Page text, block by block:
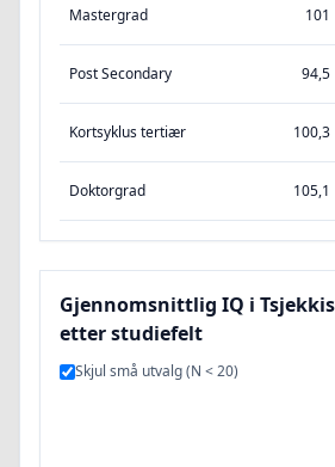
Mastergrad 101
Post Secondary 94,5
Kortsyklus tertiær 100,3
Doktorgrad 105,1
Gjennomsnittlig IQ i
etter studiefelt
Skjul små utvalg (N < 20)